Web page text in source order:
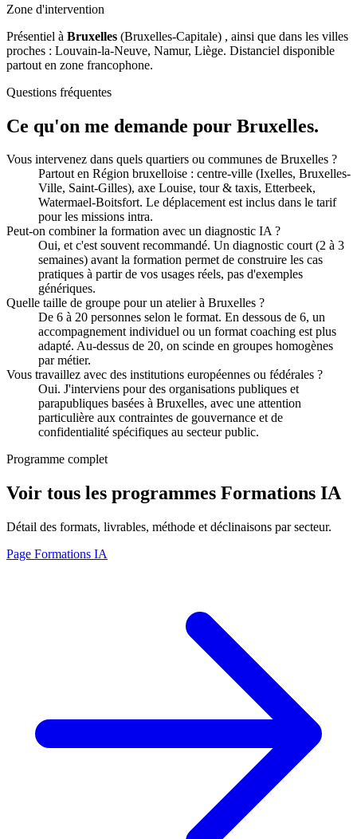
Zone d'intervention
Présentiel à Bruxelles (Bruxelles-Capitale) , ainsi que dans les villes
proches : Louvain-la-Neuve, Namur, Liège. Distanciel disponible
partout en zone francophone.
Questions fréquentes
Ce qu'on me demande pour Bruxelles.
Vous intervenez dans quels quartiers ou communes de Bruxelles ?
Partout en Région bruxelloise : centre-ville (Ixelles, Bruxelles-
Ville, Saint-Gilles), axe Louise, tour & taxis, Etterbeek,
Watermael-Boitsfort. Le déplacement est inclus dans le tarif
pour les missions intra.
Peut-on combiner la formation avec un diagnostic IA ?
Oui, et c'est souvent recommandé. Un diagnostic court (2 à 3
semaines) avant la formation permet de construire les cas
pratiques à partir de vos usages réels, pas d'exemples
génériques.
Quelle taille de groupe pour un atelier à Bruxelles ?
De 6 à 20 personnes selon le format. En dessous de 6, un
accompagnement individuel ou un format coaching est plus
adapté. Au-dessus de 20, on scinde en groupes homogènes
par métier.
Vous travaillez avec des institutions européennes ou fédérales ?
Oui. J'interviens pour des organisations publiques et
parapubliques basées à Bruxelles, avec une attention
particulière aux contraintes de gouvernance et de
confidentialité spécifiques au secteur public.
Programme complet
Voir tous les programmes Formations IA
Détail des formats, livrables, méthode et déclinaisons par secteur.
Page Formations IA